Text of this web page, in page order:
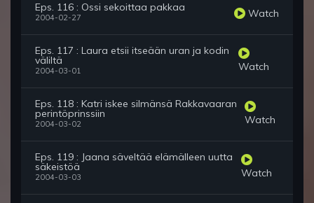
Eps. 116 : Ossi sekoittaa pakkaa
2004-02-27 Watch
Eps. 117 : Laura etsii itseään uran ja kodin
väliltä
2004-03-01 Watch
Eps. 118 : Katri iskee silmänsä Rakkavaaran
perintöprinssiin
2004-03-02 Watch
Eps. 119 : Jaana säveltää elämälleen uutta
säkeistöä
2004-03-03 Watch